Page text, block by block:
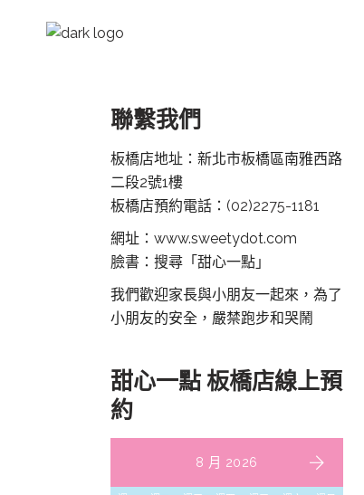
聯繫我們
板橋店地址：新北市板橋區南雅西路
二段2號1樓
板橋店預約電話： (02)2275-1181
網址：www.sweetydot.com
臉書：搜尋「甜心一點」
我們歡迎家長與小朋友一起來，為了
小朋友的安全，嚴禁跑步和哭鬧
甜心一點 板橋店線上預
約
8 月 2026